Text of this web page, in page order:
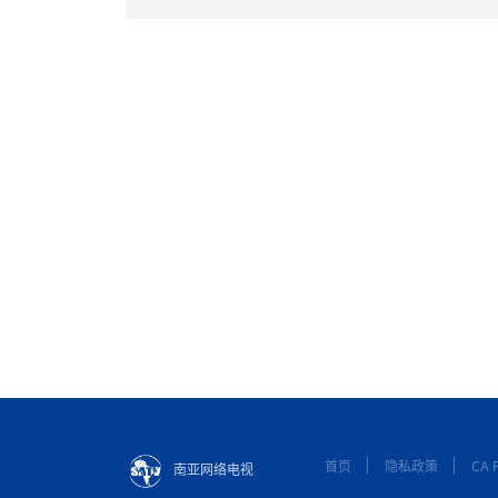
南亚网络电视 首页 隐私政策 CA